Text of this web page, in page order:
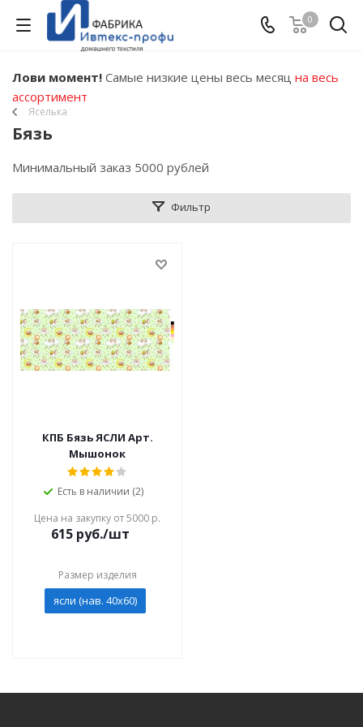
0
Лови момент! Самые низкие цены весь месяц на весь
ассортимент
Яселька
Бязь
Минимальный заказ 5000 рублей
Фильтр
КПБ Бязь ЯСЛИ Арт.
Мышонок
Есть в наличии (2)
Цена на закупку от 5000 р.
615 руб./шт
Размер изделия
ясли (нав. 40х60)